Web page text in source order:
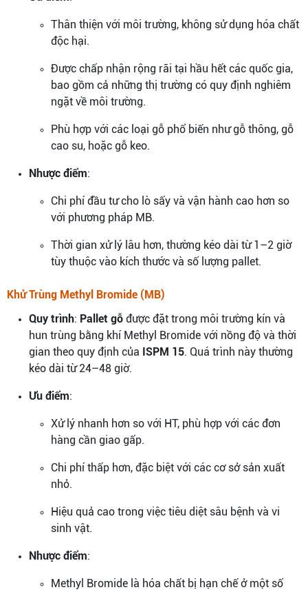
Thân thiện với môi trường, không sử dụng hóa chất
độc hại.
Được chấp nhận rộng rãi tại hầu hết các quốc gia,
bao gồm cả những thị trường có quy định nghiêm
ngặt về môi trường.
Phù hợp với các loại gỗ phổ biến như gỗ thông, gỗ
cao su, hoặc gỗ keo.
Nhược điểm:
Chi phí đầu tư cho lò sấy và vận hành cao hơn so
với phương pháp MB.
Thời gian xử lý lâu hơn, thường kéo dài từ 1–2 giờ
tùy thuộc vào kích thước và số lượng pallet.
Khử Trùng Methyl Bromide (MB)
Quy trình: Pallet gỗ được đặt trong môi trường kín và
hun trùng bằng khí Methyl Bromide với nồng độ và thời
gian theo quy định của ISPM 15. Quá trình này thường
kéo dài từ 24–48 giờ.
Ưu điểm:
Xử lý nhanh hơn so với HT, phù hợp với các đơn
hàng cần giao gấp.
Chi phí thấp hơn, đặc biệt với các cơ sở sản xuất
nhỏ.
Hiệu quả cao trong việc tiêu diệt sâu bệnh và vi
sinh vật.
Nhược điểm:
Methyl Bromide là hóa chất bị hạn chế ở một số